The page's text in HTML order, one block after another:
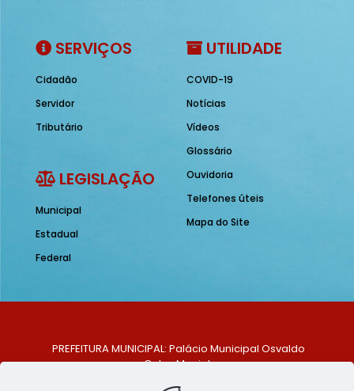
SERVIÇOS
Cidadão
Servidor
Tributário
LEGISLAÇÃO
Municipal
Estadual
Federal
UTILIDADE
COVID-19
Notícias
Vídeos
Glossário
Ouvidoria
Telefones úteis
Mapa do Site
PREFEITURA MUNICIPAL: Palácio Municipal Osvaldo
Celso Maciel